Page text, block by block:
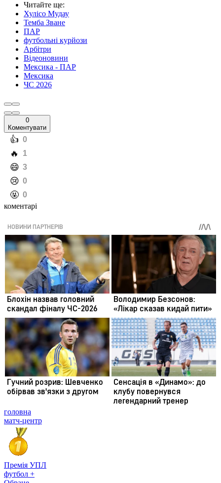
Читайте ще:
Хулісо Мудау
Темба Зване
ПАР
футбольні курйози
Арбітри
Відеоновини
Мексика - ПАР
Мексика
ЧС 2026
0
Коментувати
️👍 0
️🔥 1
️😄 3
️😢 0
️🤬 0
коментарі
головна
матч-центр
Премія УПЛ
футбол +